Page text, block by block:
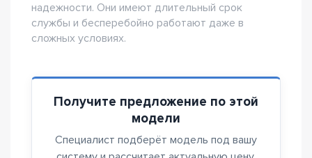
надежности. Они имеют длительный срок
службы и бесперебойно работают даже в
сложных условиях.
Получите предложение по этой
модели
Специалист подберёт модель под вашу